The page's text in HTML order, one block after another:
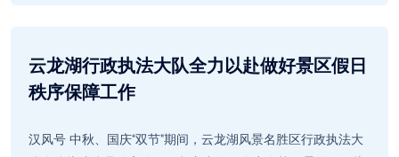
云龙湖行政执法大队全力以赴做好景区假日
秩序保障工作
汉风号 中秋、国庆“双节”期间，云龙湖风景名胜区行政执法大